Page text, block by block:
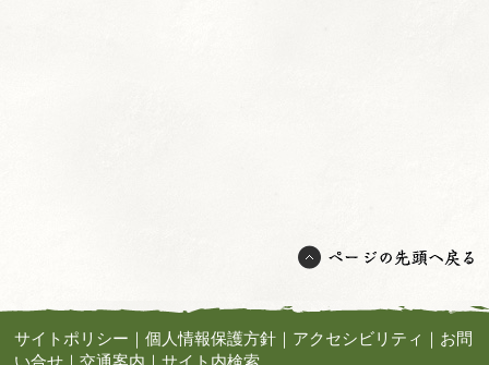
サイトポリシー ｜個人情報保護方針 ｜ アクセシビリティ ｜ お問
い合せ ｜交通案内 ｜サイト内検索